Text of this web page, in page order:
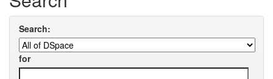
Search:
for